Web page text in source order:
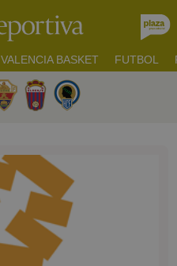
VALENCIA BASKET FUTBOL